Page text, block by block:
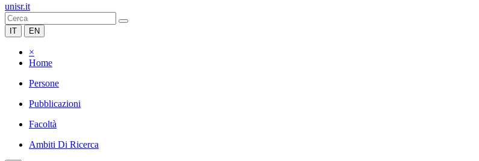
unisr.it
IT EN
×
Home
Persone
Pubblicazioni
Facoltà
Ambiti Di Ricerca